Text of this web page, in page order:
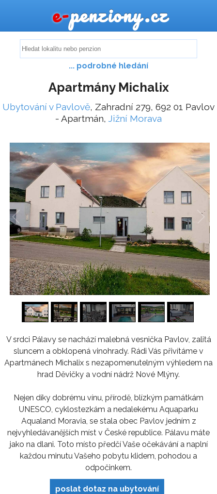
e-penziony.cz
... podrobné hledání
Apartmány Michalix
Ubytování v Pavlově, Zahradní 279, 692 01 Pavlov
- Apartmán, Jižní Morava
1/16
V srdci Pálavy se nachází malebná vesnička Pavlov, zalitá
sluncem a obklopená vinohrady. Rádi Vás přivítáme v
Apartmánech Michalix s nezapomenutelným výhledem na
hrad Děvičky a vodní nádrž Nové Mlýny.
Nejen díky dobrému vínu, přírodě, blízkým památkám
UNESCO, cyklostezkám a nedalekému Aquaparku
Aqualand Moravia, se stala obec Pavlov jedním z
nejvyhledávanějších míst v České republice. Pálavu máte
jako na dlani. Toto místo předčí Vaše očekávání a naplní
každou minutu Vašeho pobytu klidem, pohodou a
odpočinkem.
poslat dotaz na ubytování